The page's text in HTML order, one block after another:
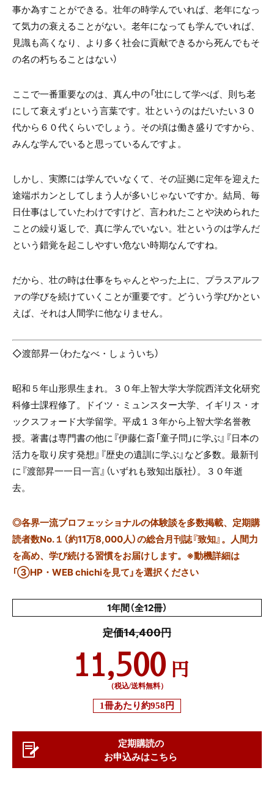
事か為すことができる。壮年の時学んでいれば、老年になっ
て気力の衰えることがない。老年になっても学んでいれば、
見識も高くなり、より多く社会に貢献できるから死んでもそ
の名の朽ちることはない）
ここで一番重要なのは、真ん中の「壮にして学べば、則ち老
にして衰えず」という言葉です。壮というのはだいたい３０
代から６０代くらいでしょう。その頃は働き盛りですから、
みんな学んでいると思っているんですよ。
しかし、実際には学んでいなくて、その証拠に定年を迎えた
途端ポカンとしてしまう人が多いじゃないですか。結局、毎
日仕事はしていたわけですけど、言われたことや決められた
ことの繰り返しで、真に学んでいない。壮というのは学んだ
という錯覚を起こしやすい危ない時期なんですね。
だから、壮の時は仕事をちゃんとやった上に、プラスアルフ
ァの学びを続けていくことが重要です。どういう学びかとい
えば、それは人間学に他なりません。
◇渡部昇一（わたなべ・しょういち）
昭和５年山形県生まれ。３０年上智大学大学院西洋文化研究
科修士課程修了。ドイツ・ミュンスター大学、イギリス・オ
ックスフォード大学留学。平成１３年から上智大学名誉教
授。著書は専門書の他に『伊藤仁斎「童子問」に学ぶ』『日本の
活力を取り戻す発想』『歴史の遺訓に学ぶ』など多数。最新刊
に『渡部昇一一日一言』（いずれも致知出版社）。３０年逝
去。
◎各界一流プロフェッショナルの体験談を多数掲載、定期購
読者数No.１（約11万8,000人）の総合月刊誌『致知』。人間力
を高め、学び続ける習慣をお届けします。※動機詳細は
「③HP・WEB chichiを見て」を選択ください
1年間（全12冊）
定価14,400円
11,500 円
（税込/送料無料）
1冊あたり約958円
定期購読の
お申込みはこちら